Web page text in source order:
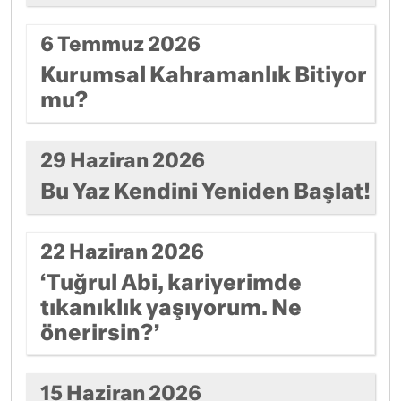
6 Temmuz 2026
Kurumsal Kahramanlık Bitiyor
mu?
29 Haziran 2026
Bu Yaz Kendini Yeniden Başlat!
22 Haziran 2026
‘Tuğrul Abi, kariyerimde
tıkanıklık yaşıyorum. Ne
önerirsin?’
15 Haziran 2026